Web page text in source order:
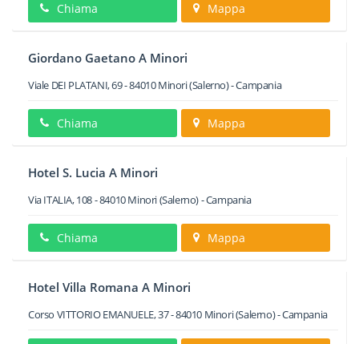
Chiama Mappa
Giordano Gaetano A Minori
Viale DEI PLATANI, 69-84010Minori(Salerno) -Campania
Chiama Mappa
Hotel S. Lucia A Minori
Via ITALIA, 108-84010Minori(Salerno) -Campania
Chiama Mappa
Hotel Villa Romana A Minori
Corso VITTORIO EMANUELE, 37-84010 Minori(Salerno) -Campania